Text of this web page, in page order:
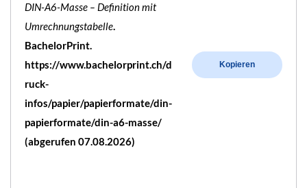
DIN-A6-Masse – Definition mit
Umrechnungstabelle.
BachelorPrint.
https://www.bachelorprint.ch/d
ruck-
infos/papier/papierformate/din-
papierformate/din-a6-masse/
(abgerufen 07.08.2026)
Kopieren